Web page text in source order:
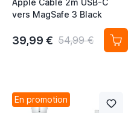
vers MagSafe 3 Black
39,99 € 54,99 €
En promotion